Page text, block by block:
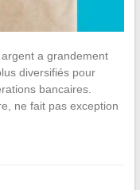
a grandement
diversifiés pour
bancaires.
ne fait pas exception